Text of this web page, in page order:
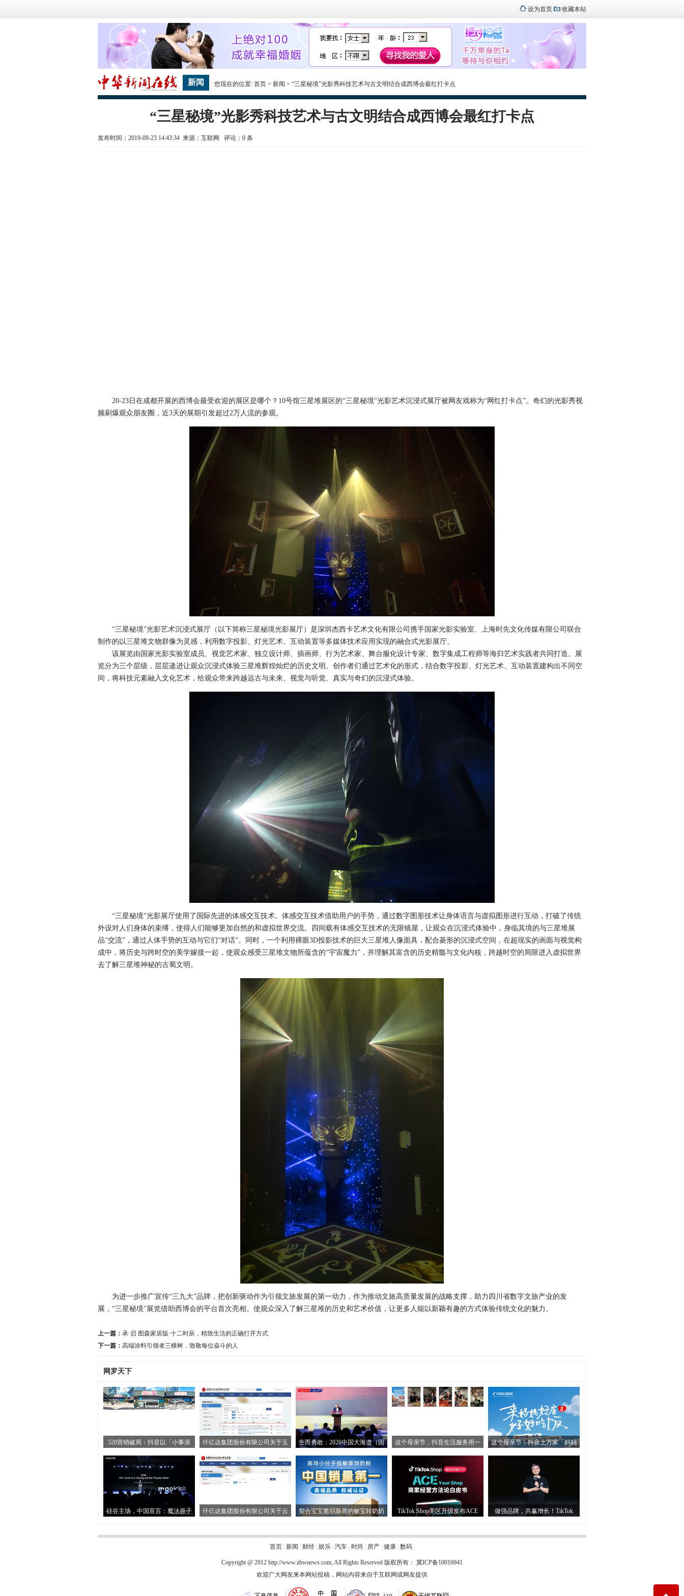
设为首页 收藏本站
新闻 您现在的位置:首页 >新闻 > “三星秘境”光影秀科技艺术与古文明结合成西博会最红打卡点
“三星秘境”光影秀科技艺术与古文明结合成西博会最红打卡点
发布时间：2019-09-23 14:43:34 来源：互联网 评论： 0 条
20-23日在成都开展的西博会最受欢迎的展区是哪个？10号馆三星堆展区的“三星秘境”光影艺术沉浸式展厅被网友戏称为“网红打卡点”。奇幻的光影秀视
频刷爆观众朋友圈，近3天的展期引发超过2万人流的参观。
“三星秘境”光影艺术沉浸式展厅（以下简称三星秘境光影展厅）是深圳杰西卡艺术文化有限公司携手国家光影实验室、上海时先文化传媒有限公司联合
制作的以三星堆文物群像为灵感，利用数字投影、灯光艺术、互动装置等多媒体技术应用实现的融合式光影展厅。
该展览由国家光影实验室成员、视觉艺术家、独立设计师、插画师、行为艺术家、舞台服化设计专家、数字集成工程师等海归艺术实践者共同打造。展
览分为三个层级，层层递进让观众沉浸式体验三星堆辉煌灿烂的历史文明。创作者们通过艺术化的形式，结合数字投影、灯光艺术、互动装置建构出不同空
间，将科技元素融入文化艺术，给观众带来跨越远古与未来、视觉与听觉、真实与奇幻的沉浸式体验。
“三星秘境”光影展厅使用了国际先进的体感交互技术。体感交互技术借助用户的手势，通过数字图形技术让身体语言与虚拟图形进行互动，打破了传统
外设对人们身体的束缚，使得人们能够更加自然的和虚拟世界交流。四间载有体感交互技术的无限镜屋，让观众在沉浸式体验中，身临其境的与三星堆展
品“交流”，通过人体手势的互动与它们“对话”。同时，一个利用裸眼3D投影技术的巨大三星堆人像面具，配合菱形的沉浸式空间，在超现实的画面与视觉构
成中，将历史与跨时空的美学嫁接一起，使观众感受三星堆文物所蕴含的“宇宙魔力”，并理解其富含的历史精髓与文化内核，跨越时空的局限进入虚拟世界
去了解三星堆神秘的古蜀文明。
为进一步推广宣传“三九大”品牌，把创新驱动作为引领文旅发展的第一动力，作为推动文旅高质量发展的战略支撑，助力四川省数字文旅产业的发
展，“三星秘境”展览借助西博会的平台首次亮相。使观众深入了解三星堆的历史和艺术价值，让更多人能以新颖有趣的方式体验传统文化的魅力。
上一篇： 承·启 图森家居版·十二时辰，精致生活的正确打开方式
下一篇： 高端涂料引领者三棵树，致敬每位奋斗的人
网罗天下
520营销破局：抖音以「小事浪 仟亿达集团股份有限公司关于玉 生而勇敢：2026中国大海道（国 这个母亲节，抖音生活服务用一 这个母亲节，抖音上万家「妈妈
硅谷主场，中国宣言：魔法原子 仟亿达集团股份有限公司关于云 契合宝宝脆弱肠胃的敏宝转奶奶 TikTok Shop美区升级发布ACE 做强品牌，共赢增长！TikTok
首页| 新闻 财经| 娱乐| 汽车| 时尚 房产| 健康| 数码|
Copyright @ 2012 http://www.zhwnews.com, All Rights Reserved 版权所有： 冀ICP备10016941
欢迎广大网友来本网站投稿，网站内容来自于互联网或网友提供